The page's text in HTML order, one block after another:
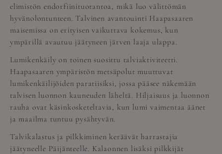
elimistön endorfiinituotantoa, mikä luo välittömän
hyvänolontunteen. Talvinen avantouinti Haapasaaren
maisemissa on erityisen vaikuttava kokemus, kun
ympärillä avautuu jäätyneen järven laaja ulappa.
Lumikenkäily on toinen suosittu talviaktiviteetti.
Haapasaaren ympäristön metsäpolut muuttuvat
lumikenkäilijöiden paratiisiksi, jossa pääsee näkemään
talvisen luonnon kauneuden läheltä. Hiljaisuus ja luonnon
rauha ovat käsinkosketeltavia, kun lumi vaimentaa äänet
ja maailma tuntuu pysähtyvän.
Talvikalastus ja pilkkiminen keräävät harrastajia
jäätyneelle Päijänteelle. Kalaonnen lisäksi pilkkijät